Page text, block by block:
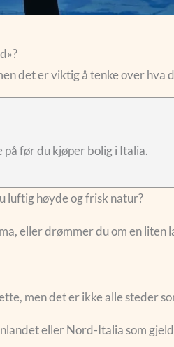
det er viktig å tenke over hva
før du kjøper bolig i Italia.
luftig høyde og frisk natur?
eller drømmer du om en
men det er ikke alle steder
eller Nord-Italia som